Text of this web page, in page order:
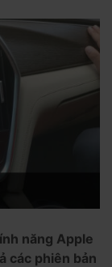
năng Apple
các phiên bản